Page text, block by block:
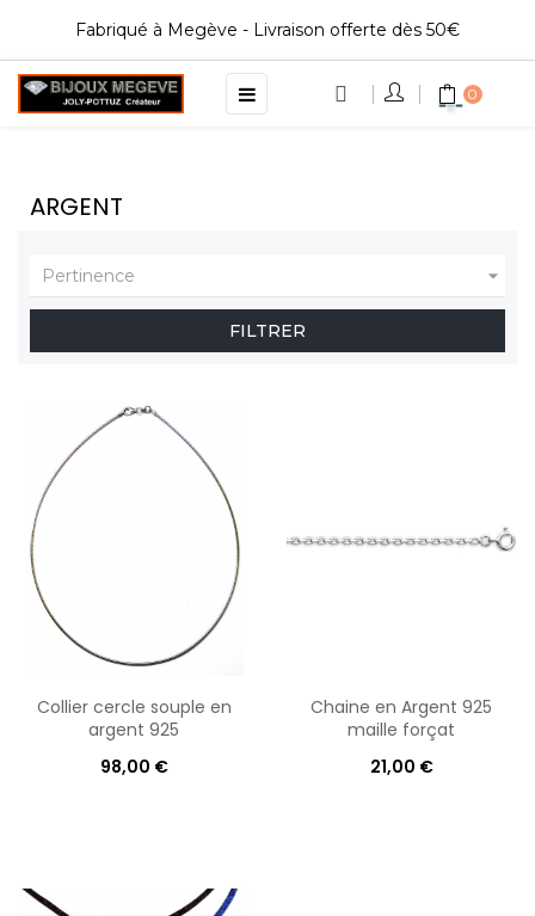
Fabriqué à Megève - Livraison offerte dès 50€
Basculer
la
☰ 0
ARGENT
Pertinence 
FILTRER
Collier cercle souple en
argent 925
98,00 €
Chaine en Argent 925
maille forçat
21,00 €